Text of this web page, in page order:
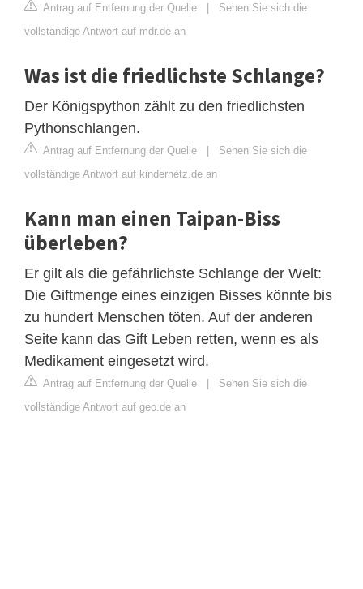
Antrag auf Entfernung der Quelle | Sehen Sie sich die
vollständige Antwort auf mdr.de an
Was ist die friedlichste Schlange?
Der Königspython zählt zu den friedlichsten
Pythonschlangen.
Antrag auf Entfernung der Quelle | Sehen Sie sich die
vollständige Antwort auf kindernetz.de an
Kann man einen Taipan-Biss
überleben?
Er gilt als die gefährlichste Schlange der Welt:
Die Giftmenge eines einzigen Bisses könnte bis
zu hundert Menschen töten. Auf der anderen
Seite kann das Gift Leben retten, wenn es als
Medikament eingesetzt wird.
Antrag auf Entfernung der Quelle | Sehen Sie sich die
vollständige Antwort auf geo.de an